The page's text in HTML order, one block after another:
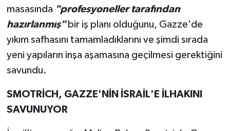
masasında "profesyoneller tarafından
hazırlanmış"bir iş planı olduğunu, Gazze'de
yıkım safhasını tamamladıklarını ve şimdi sırada
yeni yapıların inşa aşamasına geçilmesi gerektiğini
savundu.
SMOTRİCH, GAZZE'NİN İSRAİL'E İLHAKINI
SAVUNUYOR